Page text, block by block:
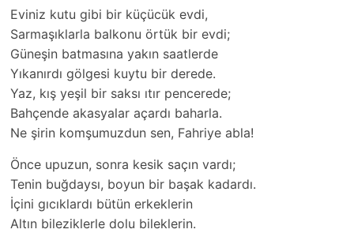
Eviniz kutu gibi bir küçücük evdi,
Sarmaşıklarla balkonu örtük bir evdi;
Güneşin batmasına yakın saatlerde
Yıkanırdı gölgesi kuytu bir derede.
Yaz, kış yeşil bir saksı ıtır pencerede;
Bahçende akasyalar açardı baharla.
Ne şirin komşumuzdun sen, Fahriye abla!
Önce upuzun, sonra kesik saçın vardı;
Tenin buğdaysı, boyun bir başak kadardı.
İçini gıcıklardı bütün erkeklerin
Altın bileziklerle dolu bileklerin.